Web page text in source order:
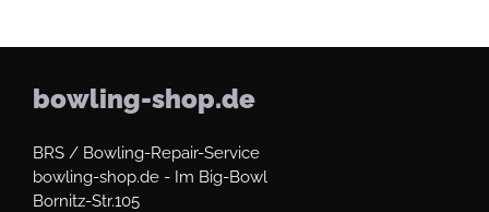
bowling-shop.de
BRS / Bowling-Repair-Service
bowling-shop.de - Im Big-Bowl
Bornitz-Str.105